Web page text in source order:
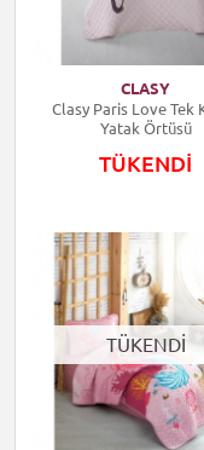
CLASY
Clasy Paris Love Tek
Yatak Örtüsü
TÜKENDİ
TÜKENDİ